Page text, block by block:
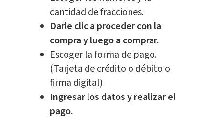
cantidad de fracciones.
Darle clic a proceder con la
compra y luego a comprar.
Escoger la forma de pago.
(Tarjeta de crédito o débito o
firma digital)
Ingresar los datos y realizar el
pago.